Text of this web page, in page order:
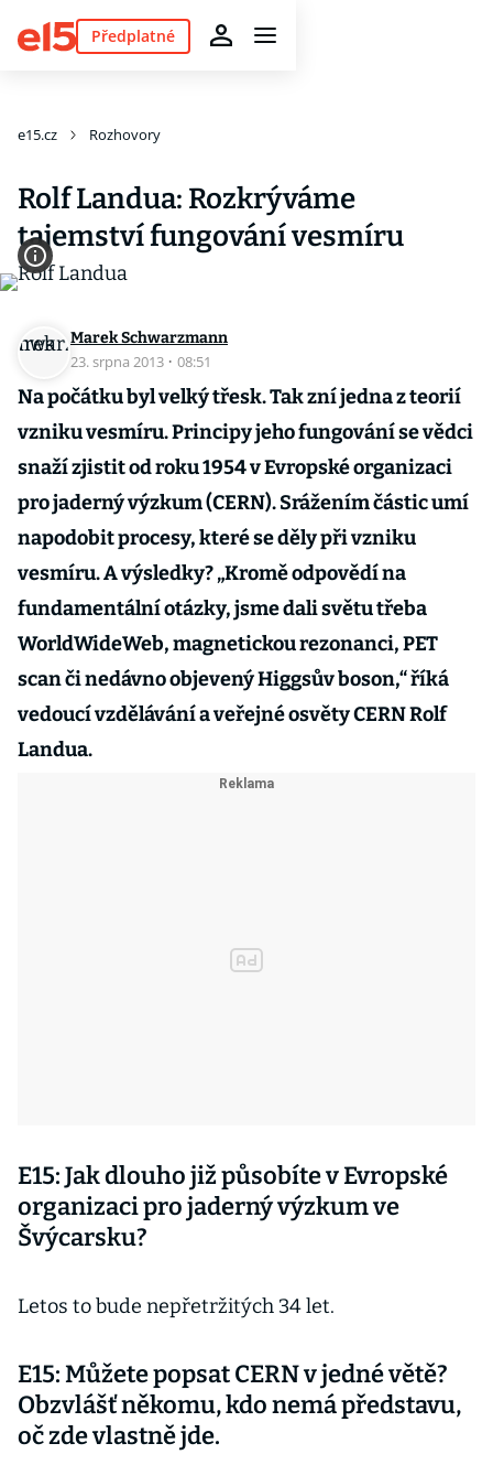
Předplatné
e15.cz Rozhovory
Rolf Landua: Rozkrýváme
tajemství fungování vesmíru
Marek Schwarzmann
23. srpna 2013 · 08:51
Na počátku byl velký třesk. Tak zní jedna z teorií
vzniku vesmíru. Principy jeho fungování se vědci
snaží zjistit od roku 1954 v Evropské organizaci
pro jaderný výzkum (CERN). Srážením částic umí
napodobit procesy, které se děly při vzniku
vesmíru. A výsledky? „Kromě odpovědí na
fundamentální otázky, jsme dali světu třeba
WorldWideWeb, magnetickou rezonanci, PET
scan či nedávno objevený Higgsův boson,“ říká
vedoucí vzdělávání a veřejné osvěty CERN Rolf
Landua.
E15: Jak dlouho již působíte v Evropské
organizaci pro jaderný výzkum ve
Švýcarsku?
Letos to bude nepřetržitých 34 let.
E15: Můžete popsat CERN v jedné větě?
Obzvlášť někomu, kdo nemá představu,
oč zde vlastně jde.